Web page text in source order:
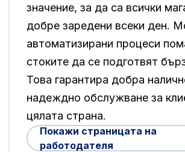
значение, за да са всички
добре заредени всеки ден.
автоматизирани процеси
стоките да се подготвят
Това гарантира добра
надеждно обслужване за
цялата страна.
Покажи страницата на
работодателя